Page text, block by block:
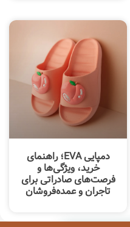
دمپایی EVA؛ راهنمای
خرید، ویژگی‌ها و
فرصت‌های صادراتی برای
تاجران و عمده‌فروشان